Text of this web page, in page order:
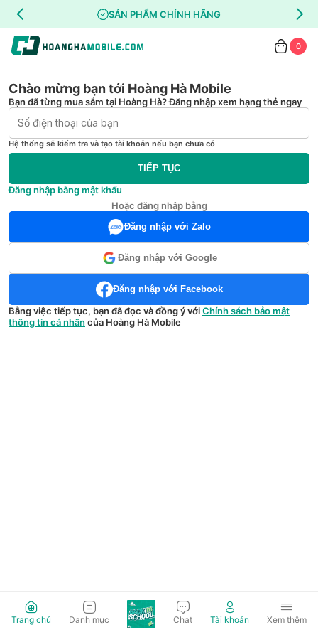
SẢN PHẨM CHÍNH HÃNG
0
Chào mừng bạn tới Hoàng Hà Mobile
Bạn đã từng mua sắm tại Hoàng Hà? Đăng nhập xem hạng thẻ ngay
Hệ thống sẽ kiểm tra và tạo tài khoản nếu bạn chưa có
TIẾP TỤC
Đăng nhập bằng mật khẩu
Hoặc đăng nhập bằng
Đăng nhập với Zalo
Đăng nhập với Google
Đăng nhập với Facebook
Bằng việc tiếp tục, bạn đã đọc và đồng ý vớiChính sách bảo mật
thông tin cá nhân của Hoàng Hà Mobile
Trang chủ Danh mục Chat Tài khoản Xem thêm